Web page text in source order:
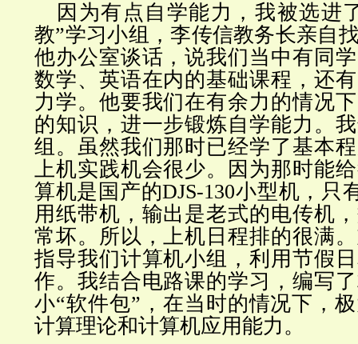
因为有点自学能力，我被选进
教”学习小组，李传信教务长亲自
他办公室谈话，说我们当中有同
数学、英语在内的基础课程，还
力学。他要我们在有余力的情况
的知识，进一步锻炼自学能力。
组。虽然我们那时已经学了基本
上机实践机会很少。因为那时能
算机是国产的DJS-130小型机，只
用纸带机，输出是老式的电传机
常坏。所以，上机日程排的很满
指导我们计算机小组，利用节假
作。我结合电路课的学习，编写
小“软件包”，在当时的情况下，
计算理论和计算机应用能力。